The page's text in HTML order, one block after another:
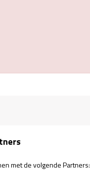
met de volgende Partners: